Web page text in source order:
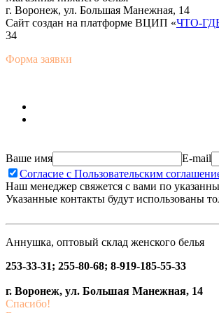
г. Воронеж, ул. Большая Манежная, 14
Сайт создан на платформе ВЦИП «ЧТО-
34
Форма заявки
Ваше имя E-mail
Согласие с Пользовательским
Наш менеджер свяжется с вами по
Указанные контакты будут использованы
Аннушка, оптовый склад женского белья
253-33-31; 255-80-68; 8-919-185-55-33
г. Воронеж, ул. Большая Манежная, 14
Спасибо!